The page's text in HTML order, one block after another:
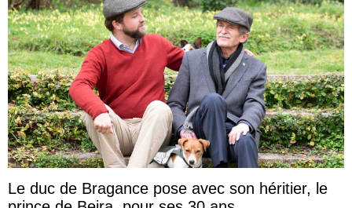
Le duc de Bragance pose avec son héritier, le